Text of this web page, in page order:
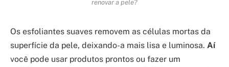
renovar a pele?
Os esfoliantes suaves removem as células mortas da
superfície da pele, deixando-a mais lisa e luminosa. Aí
você pode usar produtos prontos ou fazer um